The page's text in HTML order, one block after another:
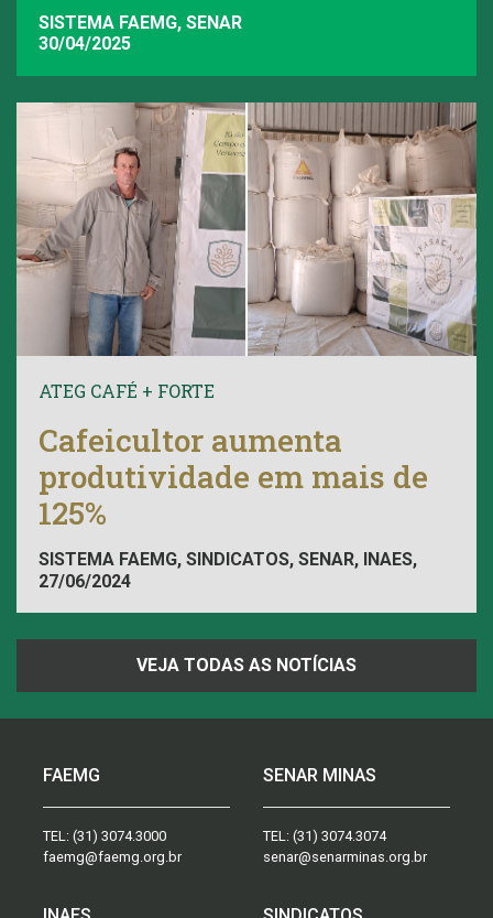
SISTEMA FAEMG, SENAR
30/04/2025
ATEG CAFÉ + FORTE
Cafeicultor aumenta
produtividade em mais de
125%
SISTEMA FAEMG, SINDICATOS, SENAR, INAES,
FAEMG
27/06/2024
VEJA TODAS AS NOTÍCIAS
FAEMG
TEL: (31) 3074.3000
faemg@faemg.org.br
SENAR MINAS
TEL: (31) 3074.3074
senar@senarminas.org.br